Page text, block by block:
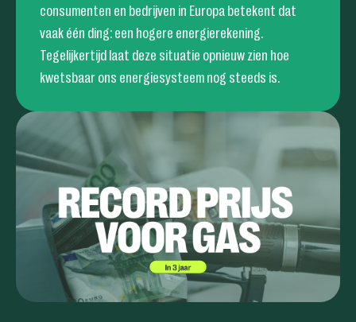
consumenten en bedrijven in Europa betekent dat
vaak één ding: een hogere energierekening.
Tegelijkertijd laat deze situatie opnieuw zien hoe
kwetsbaar ons energiesysteem nog steeds is.